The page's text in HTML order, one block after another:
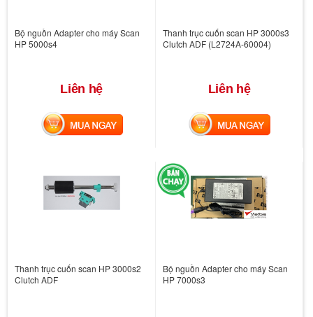
Bộ nguồn Adapter cho máy Scan
HP 5000s4
Liên hệ
MUA NGAY
Thanh trục cuốn scan HP 3000s3
Clutch ADF (L2724A-60004)
Liên hệ
MUA NGAY
Thanh trục cuốn scan HP 3000s2
Clutch ADF
Bộ nguồn Adapter cho máy Scan
HP 7000s3